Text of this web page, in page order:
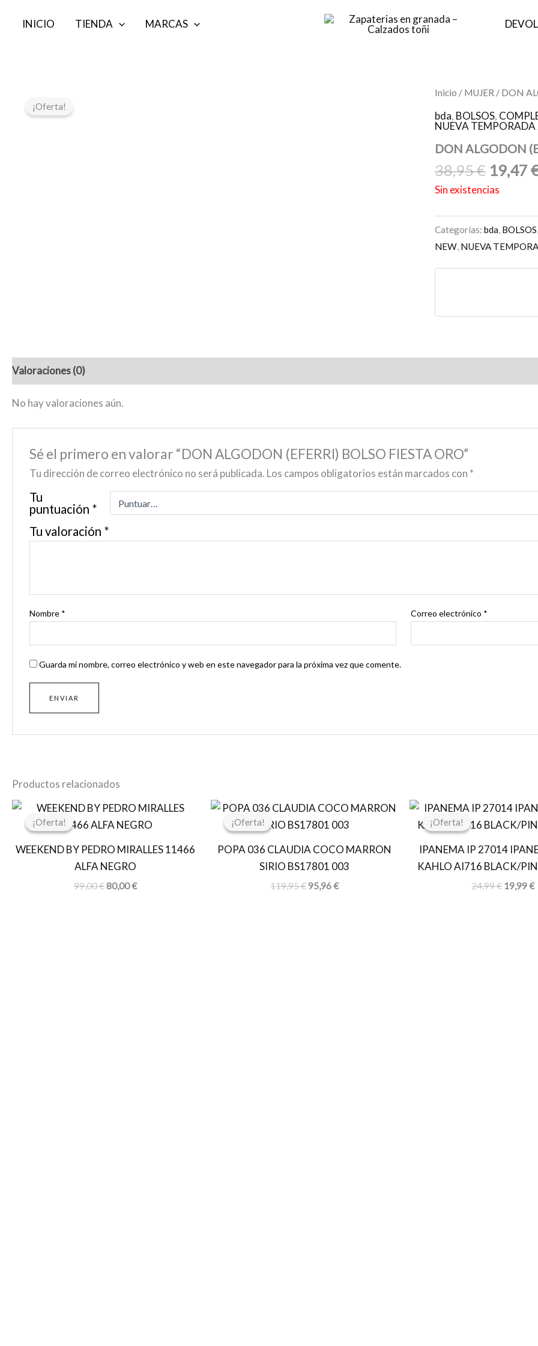
INICIO TIENDA MARCAS
¡Oferta!
Inicio / MUJER / DON
bda, BOLSOS,
NUEVA
DON ALGODON
38,95€
El
precio
era:
38,95
19,47
Sin existencias
Categorías:bda, BOLSOS
NEW, NUEVA
Valoraciones (0)
No hay valoraciones aún.
Sé el primero en valorar “DON ALGODON (EFERRI) BOLSO FIESTA ORO”
Tu dirección de correo electrónico no será publicada. Los campos obligatorios están marcados con *
Tu
puntuación *
Tu valoración *
Nombre * Correo electrónico *
Guarda mi nombre, correo electrónico y web en este navegador para la próxima vez que comente.
Productos relacionados
¡Oferta!
¡Oferta!
WEEKEND BY PEDRO MIRALLES 11466
ALFA NEGRO
99,00€
El
original
99,00 €.
80,00€
El
actual
80,00 €.
¡Oferta!
¡Oferta!
POPA 036 CLAUDIA COCO MARRON
SIRIO BS17801 003
119,95€
El
original
119,95 €.
95,96€
El
actual
95,96 €.
¡Oferta!
¡Oferta!
IPANEMA IP 27014
KAHLO AI716 BLACK/
24,99€
El
original
24,99 €.
19,99€